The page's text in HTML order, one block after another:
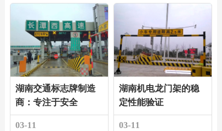
湖南交通标志牌制造
商：专注于安全
03-11
湖南机电龙门架的稳
定性能验证
03-11